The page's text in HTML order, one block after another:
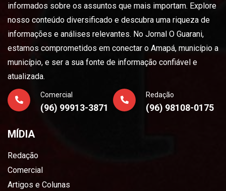
informados sobre os assuntos que mais importam. Explore
nosso conteúdo diversificado e descubra uma riqueza de
informações e análises relevantes. No Jornal O Guarani,
estamos comprometidos em conectar o Amapá, município a
município, e ser a sua fonte de informação confiável e
atualizada.
Comercial
(96) 99913-3871
Redação
(96) 98108-0175
MÍDIA
Redação
Comercial
Artigos e Colunas